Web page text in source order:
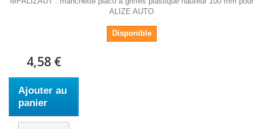
ALIZE AUTO
Disponible
4,58 €
Ajouter au
panier